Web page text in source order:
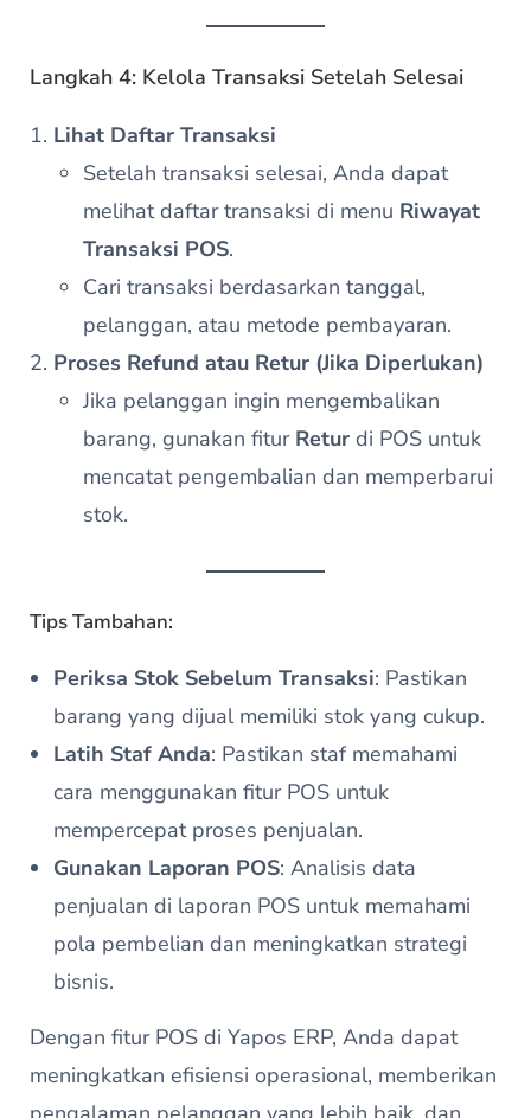
Langkah 4: Kelola Transaksi Setelah Selesai
Lihat Daftar Transaksi
Setelah transaksi selesai, Anda dapat
melihat daftar transaksi di menu Riwayat
Transaksi POS.
Cari transaksi berdasarkan tanggal,
pelanggan, atau metode pembayaran.
Proses Refund atau Retur (Jika Diperlukan)
Jika pelanggan ingin mengembalikan
barang, gunakan fitur Retur di POS untuk
mencatat pengembalian dan memperbarui
stok.
Tips Tambahan:
Periksa Stok Sebelum Transaksi: Pastikan
barang yang dijual memiliki stok yang cukup.
Latih Staf Anda: Pastikan staf memahami
cara menggunakan fitur POS untuk
mempercepat proses penjualan.
Gunakan Laporan POS: Analisis data
penjualan di laporan POS untuk memahami
pola pembelian dan meningkatkan strategi
bisnis.
Dengan fitur POS di Yapos ERP, Anda dapat
meningkatkan efisiensi operasional, memberikan